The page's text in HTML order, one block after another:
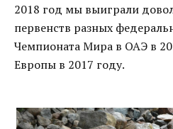
2018 год мы выиграли
первенств разных
Чемпионата Мира в ОАЭ в
Европы в 2017 году.